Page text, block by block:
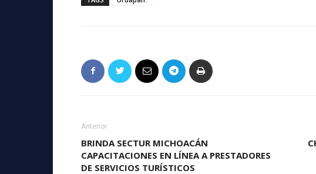
Anterior
BRINDA SECTUR MICHOACÁN
CAPACITACIONES EN LÍNEA A PRESTADORES
DE SERVICIOS TURÍSTICOS